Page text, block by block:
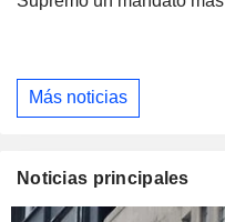
Más noticias
Noticias principales